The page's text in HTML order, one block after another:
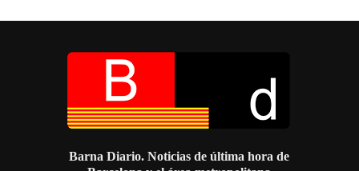
Barna Diario. Noticias de última hora de